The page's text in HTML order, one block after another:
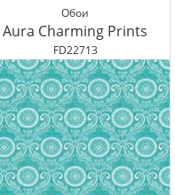
Обои
Aura Charming Prints
FD22713